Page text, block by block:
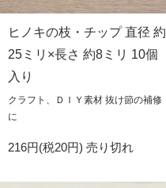
ヒノキの枝・チップ 直径 約
25ミリ×長さ 約8ミリ 10個
入り
クラフト、ＤＩＹ素材 抜け節の補修
に
216円(税20円) 売り切れ